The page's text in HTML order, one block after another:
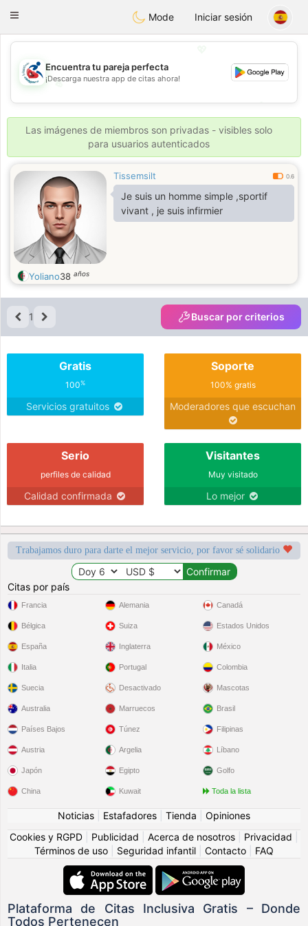
Handi Space
Toggle
Mode Iniciar sesión
💖
💕
💕
Encuentra tu pareja perfecta
¡Descarga nuestra app de citas ahora!
Las imágenes de miembros son privadas - visibles solo
para usuarios autenticados
Tissemsilt 0.6
Je suis un homme simple ,sportif
vivant , je suis infirmier
Yoliano38 años
1 Buscar por criterios
Gratis
100%
Servicios gratuitos
Soporte
100% gratis
Moderadores que escuchan
Serio
perfiles de calidad
Calidad confirmada
Visitantes
Muy visitado
Lo mejor
Trabajamos duro para darte el mejor servicio, por favor sé solidario
Citas por país
Francia
Bélgica
España
Italia
Suecia
Alemania
Suiza
Inglaterra
Portugal
Desactivado
Canadá
Estados Unidos
México
Colombia
Mascotas
Australia
Países Bajos
Austria
Japón
China
Marruecos
Túnez
Argelia
Egipto
Kuwait
Brasil
Filipinas
Líbano
Golfo
Toda la lista
Noticias Estafadores Tienda
Opiniones
Cookies y RGPD
Publicidad Acerca de nosotros Privacidad
Términos de uso
Seguridad infantil Contacto FAQ
Plataforma de Citas Inclusiva Gratis – Donde
Todos Pertenecen